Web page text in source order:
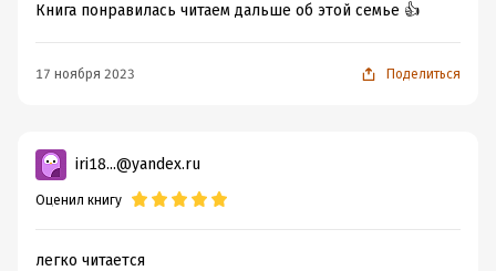
Книга понравилась читаем дальше об этой семье 👍
17 ноября 2023 Поделиться
iri18...@yandex.ru
Оценил книгу
легко читается